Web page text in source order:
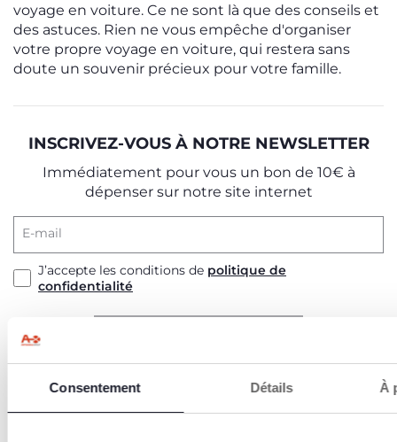
Consentement Détails À
voyage en voiture. Ce ne sont là que des conseils et
des astuces. Rien ne vous empêche d'organiser
votre propre voyage en voiture, qui restera sans
doute un souvenir précieux pour votre famille.
INSCRIVEZ-VOUS À NOTRE NEWSLETTER
Immédiatement pour vous un bon de 10€ à
dépenser sur notre site internet
E-mail
J’accepte les conditions de politique de
confidentialité